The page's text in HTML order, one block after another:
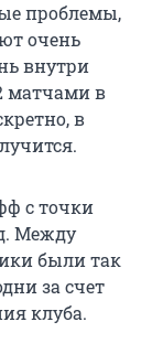
проблемы,
очень
внутри
матчами в
в
с точки
Между
были так
за счет
клуба.